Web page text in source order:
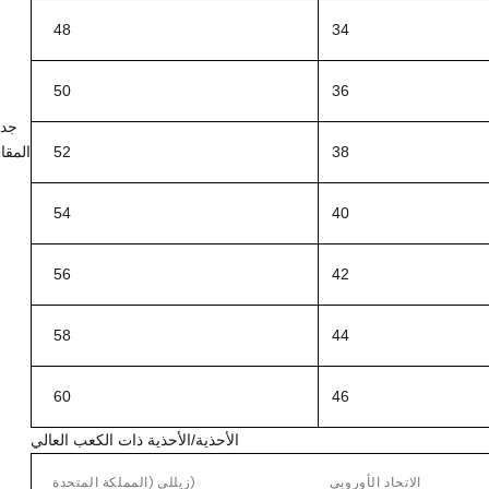
48 34
50 36
52 38
54 40
56 42
58 44
60 46
الأحذية/الأحذية ذات الكعب العالي
زيللي (المملكة المتحدة) الاتحاد الأوروبي